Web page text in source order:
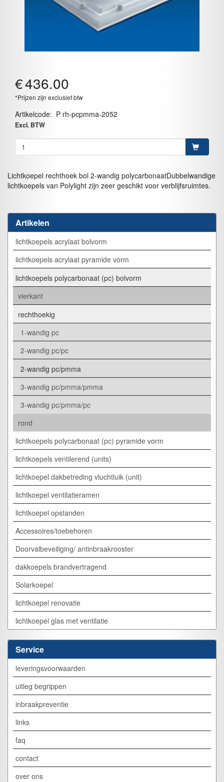
Artikelen
lichtkoepels acrylaat bolvorm
lichtkoepels acrylaat pyramide vorm
lichtkoepels polycarbonaat (pc) bolvorm
vierkant
rechthoekig
1-wandig pc
2-wandig pc/pc
2-wandig pc/pmma
3-wandig pc/pmma/pmma
3-wandig pc/pmma/pc
rond
lichtkoepels polycarbonaat (pc) pyramide vorm
lichtkoepels ventilerend (units)
lichtkoepel dakbetreding vluchtluik (unit)
lichtkoepel ventilatieramen
lichtkoepel opstanden
Accessoires/toebehoren
Doorvalbeveiliging/ antinbraakrooster
dakkoepels brandvertragend
Solarkoepel
lichtkoepel renovatie
lichtkoepel glas met ventilatie
Service
leveringsvoorwaarden
uitleg begrippen
inbraakpreventie
links
faq
contact
over ons
€436.00
*Prijzen zijn exclusief btw
Artikelcode: P rh-pcpmma-2052
Excl. BTW
Lichtkoepel rechthoek bol 2-wandig polycarbonaatDubbelwandige
lichtkoepels van Polylight zijn zeer geschikt voor verblijfsruimtes.